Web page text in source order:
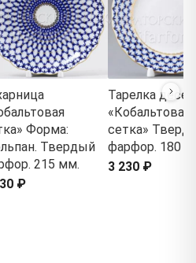
Форма:
Твердый
215 мм.
₽
Тарелка
«Кобальтовая
сетка»
фарфор. 180
3 230 ₽